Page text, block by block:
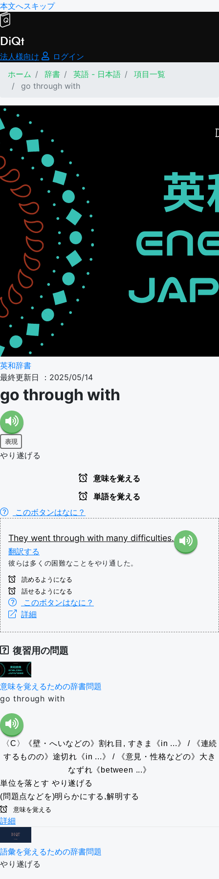
本文へスキップ
DiQt
法人様向け
ログイン
ホーム
辞書 英語 - 日本語
項目一覧
go through with
英和辞書
最終更新日 ：2025/05/14
go through with
表現
やり遂げる
意味を覚える
単語を覚える
このボタンはなに？
They went through with many difficulties.
翻訳する
彼らは多くの困難なことをやり通した。
読めるようになる
話せるようになる
このボタンはなに？
詳細
復習用の問題
意味を覚えるための辞書問題
go through with
〈C〉《壁・へいなどの》割れ目, すきま《in ...》 / 《連続
するものの》途切れ《in ...》 / 《意見・性格などの》大き
なずれ《between ...》
単位を落とす やり遂げる
(問題点などを)明らかにする,解明する
意味を覚える
詳細
語彙を覚えるための辞書問題
やり遂げる